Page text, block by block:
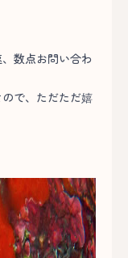
数点お問い合わ
で、ただただ嬉